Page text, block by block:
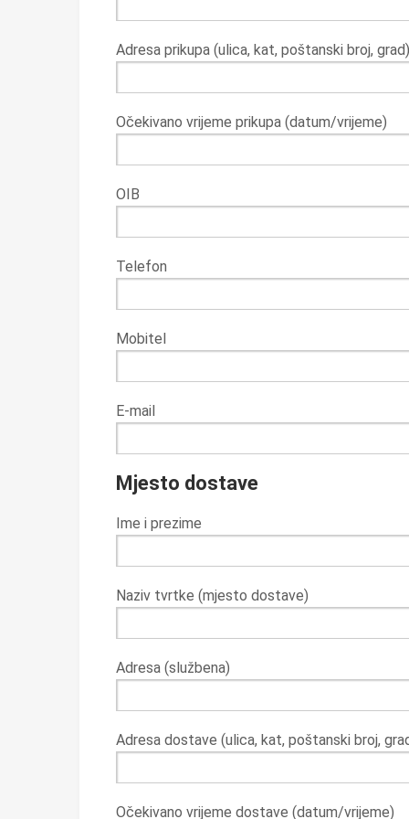
Adresa prikupa (ulica, kat, poštanski broj, grad)
Očekivano vrijeme prikupa (datum/vrijeme)
OIB
Telefon
Mobitel
E-mail
Mjesto dostave
Ime i prezime
Naziv tvrtke (mjesto dostave)
Adresa (službena)
Adresa dostave (ulica, kat, poštanski broj,
Očekivano vrijeme dostave (datum/vrijeme)